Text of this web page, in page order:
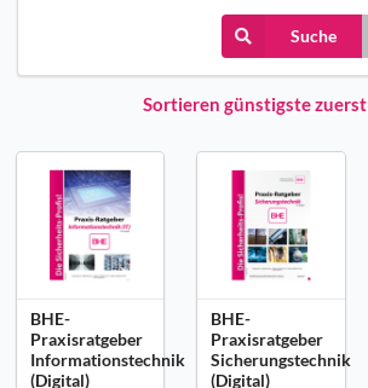
Suche
Sortieren günstigste zuerst
BHE-
Praxisratgeber
Informationstechnik
(Digital)
BHE-
Praxisratgeber
Sicherungstechnik
(Digital)